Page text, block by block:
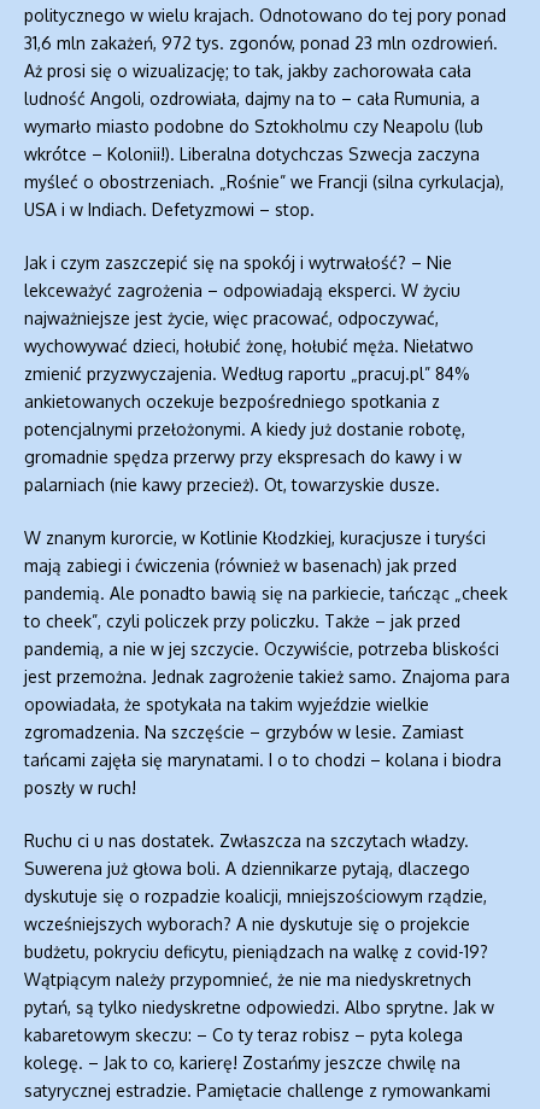
politycznego w wielu krajach. Odnotowano do tej pory ponad
31,6 mln zakażeń, 972 tys. zgonów, ponad 23 mln ozdrowień.
Aż prosi się o wizualizację; to tak, jakby zachorowała cała
ludność Angoli, ozdrowiała, dajmy na to – cała Rumunia, a
wymarło miasto podobne do Sztokholmu czy Neapolu (lub
wkrótce – Kolonii!). Liberalna dotychczas Szwecja zaczyna
myśleć o obostrzeniach. „Rośnie” we Francji (silna cyrkulacja),
USA i w Indiach. Defetyzmowi – stop.
Jak i czym zaszczepić się na spokój i wytrwałość? – Nie
lekceważyć zagrożenia – odpowiadają eksperci. W życiu
najważniejsze jest życie, więc pracować, odpoczywać,
wychowywać dzieci, hołubić żonę, hołubić męża. Niełatwo
zmienić przyzwyczajenia. Według raportu „pracuj.pl” 84%
ankietowanych oczekuje bezpośredniego spotkania z
potencjalnymi przełożonymi. A kiedy już dostanie robotę,
gromadnie spędza przerwy przy ekspresach do kawy i w
palarniach (nie kawy przecież). Ot, towarzyskie dusze.
W znanym kurorcie, w Kotlinie Kłodzkiej, kuracjusze i turyści
mają zabiegi i ćwiczenia (również w basenach) jak przed
pandemią. Ale ponadto bawią się na parkiecie, tańcząc „cheek
to cheek”, czyli policzek przy policzku. Także – jak przed
pandemią, a nie w jej szczycie. Oczywiście, potrzeba bliskości
jest przemożna. Jednak zagrożenie takież samo. Znajoma para
opowiadała, że spotykała na takim wyjeździe wielkie
zgromadzenia. Na szczęście – grzybów w lesie. Zamiast
tańcami zajęła się marynatami. I o to chodzi – kolana i biodra
poszły w ruch!
Ruchu ci u nas dostatek. Zwłaszcza na szczytach władzy.
Suwerena już głowa boli. A dziennikarze pytają, dlaczego
dyskutuje się o rozpadzie koalicji, mniejszościowym rządzie,
wcześniejszych wyborach? A nie dyskutuje się o projekcie
budżetu, pokryciu deficytu, pieniądzach na walkę z covid-19?
Wątpiącym należy przypomnieć, że nie ma niedyskretnych
pytań, są tylko niedyskretne odpowiedzi. Albo sprytne. Jak w
kabaretowym skeczu: – Co ty teraz robisz – pyta kolega
kolegę. – Jak to co, karierę! Zostańmy jeszcze chwilę na
satyrycznej estradzie. Pamiętacie challenge z rymowankami